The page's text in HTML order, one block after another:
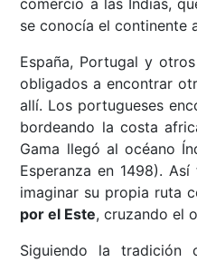
comercio a las Indias,
se conocía el continente
España, Portugal y
obligados a encontrar
allí. Los portugueses
bordeando la costa
Gama llegó al océano
Esperanza en 1498).
imaginar su propia ruta
por el Este, cruzando el
Siguiendo la tradición